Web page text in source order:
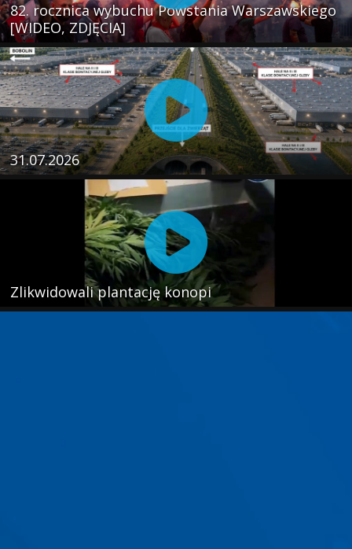
82. rocznica wybuchu Powstania Warszawskiego
[WIDEO, ZDJĘCIA]
31.07.2026
Zlikwidowali plantację konopi